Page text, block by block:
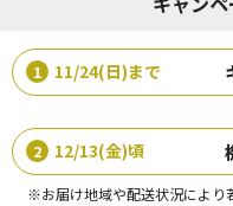
1 11/24(日)まで
2 12/13(金)頃
※お届け地域や配送状況により